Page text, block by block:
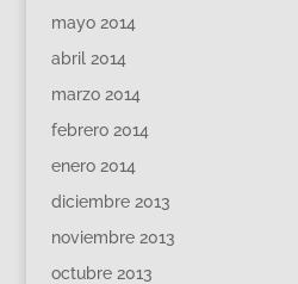
mayo 2014
abril 2014
marzo 2014
febrero 2014
enero 2014
diciembre 2013
noviembre 2013
octubre 2013